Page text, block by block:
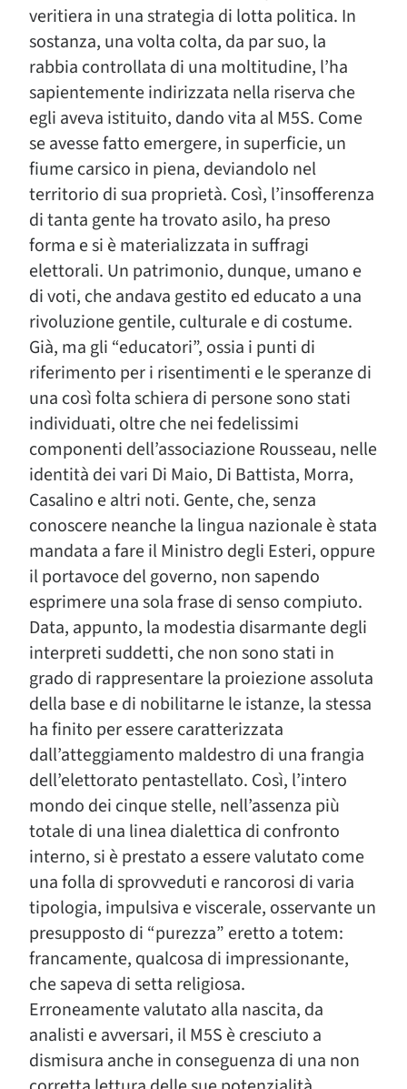
veritiera in una strategia di lotta politica. In
sostanza, una volta colta, da par suo, la
rabbia controllata di una moltitudine, l’ha
sapientemente indirizzata nella riserva che
egli aveva istituito, dando vita al M5S. Come
se avesse fatto emergere, in superficie, un
fiume carsico in piena, deviandolo nel
territorio di sua proprietà. Così, l’insofferenza
di tanta gente ha trovato asilo, ha preso
forma e si è materializzata in suffragi
elettorali. Un patrimonio, dunque, umano e
di voti, che andava gestito ed educato a una
rivoluzione gentile, culturale e di costume.
Già, ma gli “educatori”, ossia i punti di
riferimento per i risentimenti e le speranze di
una così folta schiera di persone sono stati
individuati, oltre che nei fedelissimi
componenti dell’associazione Rousseau, nelle
identità dei vari Di Maio, Di Battista, Morra,
Casalino e altri noti. Gente, che, senza
conoscere neanche la lingua nazionale è stata
mandata a fare il Ministro degli Esteri, oppure
il portavoce del governo, non sapendo
esprimere una sola frase di senso compiuto.
Data, appunto, la modestia disarmante degli
interpreti suddetti, che non sono stati in
grado di rappresentare la proiezione assoluta
della base e di nobilitarne le istanze, la stessa
ha finito per essere caratterizzata
dall’atteggiamento maldestro di una frangia
dell’elettorato pentastellato. Così, l’intero
mondo dei cinque stelle, nell’assenza più
totale di una linea dialettica di confronto
interno, si è prestato a essere valutato come
una folla di sprovveduti e rancorosi di varia
tipologia, impulsiva e viscerale, osservante un
presupposto di “purezza” eretto a totem:
francamente, qualcosa di impressionante,
che sapeva di setta religiosa.
Erroneamente valutato alla nascita, da
analisti e avversari, il M5S è cresciuto a
dismisura anche in conseguenza di una non